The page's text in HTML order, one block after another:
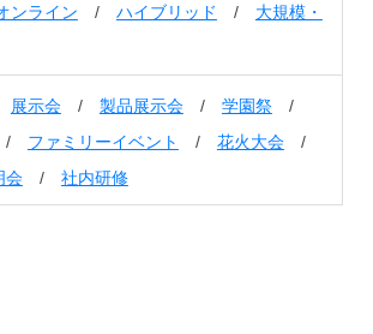
ンライン / ハイブリッド / 大規模・
展示会/ 製品展示会/ 学園祭/
ファミリーイベント / 花火大会/
会/ 社内研修